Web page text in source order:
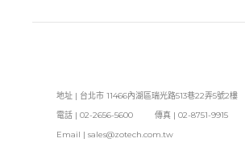
地址 | 台北市 11466內湖區瑞光路513巷22弄5號2樓
電話 | 02-2656-5600 傳真 | 02-8751-9915
Email | sales@zotech.com.tw